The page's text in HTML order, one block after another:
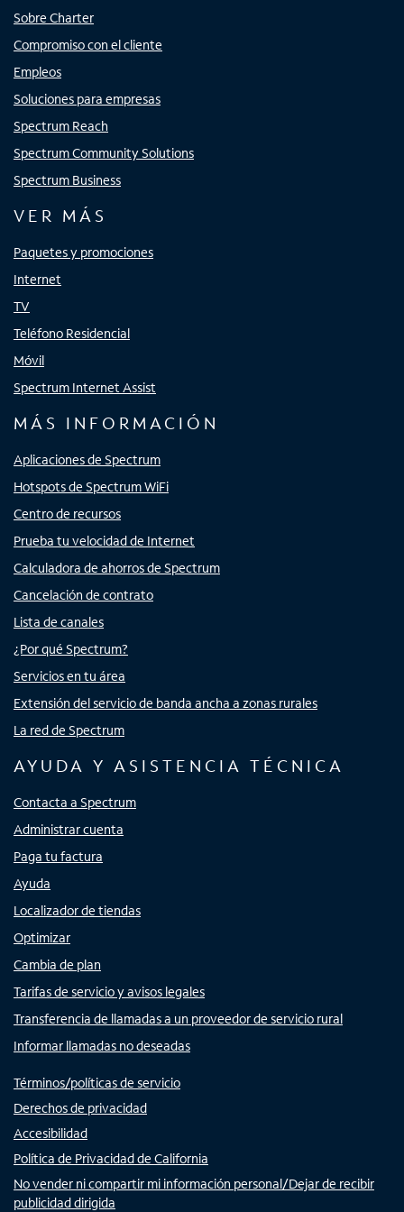
Sobre Charter
Compromiso con el cliente
Empleos
Soluciones para empresas
Spectrum Reach
Spectrum Community Solutions
Spectrum Business
VER MÁS
Paquetes y promociones
Internet
TV
Teléfono Residencial
Móvil
Spectrum Internet Assist
MÁS INFORMACIÓN
Aplicaciones de Spectrum
Hotspots de Spectrum WiFi
Centro de recursos
Prueba tu velocidad de Internet
Calculadora de ahorros de Spectrum
Cancelación de contrato
Lista de canales
¿Por qué Spectrum?
Servicios en tu área
Extensión del servicio de banda ancha a zonas rurales
La red de Spectrum
AYUDA Y ASISTENCIA TÉCNICA
Contacta a Spectrum
Administrar cuenta
Paga tu factura
Ayuda
Localizador de tiendas
Optimizar
Cambia de plan
Tarifas de servicio y avisos legales
Transferencia de llamadas a un proveedor de servicio rural
Informar llamadas no deseadas
Términos/políticas de servicio
Derechos de privacidad
Accesibilidad
Política de Privacidad de California
No vender ni compartir mi información personal/Dejar de recibir
publicidad dirigida